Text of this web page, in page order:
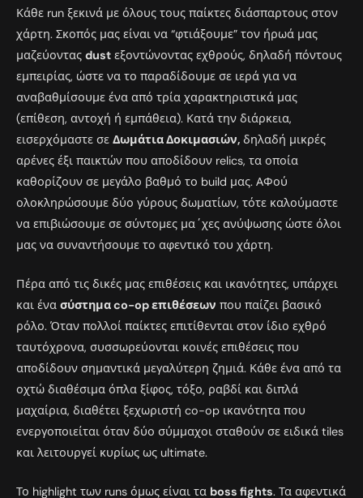
Κάθε run ξεκινά με όλους τους παίκτες διάσπαρτους στον
χάρτη. Σκοπός μας είναι να “φτιάξουμε” τον ήρωά μας
μαζεύοντας dust εξοντώνοντας εχθρούς, δηλαδή πόντους
εμπειρίας, ώστε να το παραδίδουμε σε ιερά για να
αναβαθμίσουμε ένα από τρία χαρακτηριστικά μας
(επίθεση, αντοχή ή εμπάθεια). Κατά την διάρκεια,
εισερχόμαστε σε Δωμάτια Δοκιμασιών, δηλαδή μικρές
αρένες έξι παικτών που αποδίδουν relics, τα οποία
καθορίζουν σε μεγάλο βαθμό το build μας. ΑΦού
ολοκληρώσουμε δύο γύρους δωματίων, τότε καλούμαστε
να επιβιώσουμε σε σύντομες μα΄χες ανύψωσης ώστε όλοι
μας να συναντήσουμε το αφεντικό του χάρτη.
Πέρα από τις δικές μας επιθέσεις και ικανότητες, υπάρχει
και ένα σύστημα co-op επιθέσεων που παίζει βασικό
ρόλο. Όταν πολλοί παίκτες επιτίθενται στον ίδιο εχθρό
ταυτόχρονα, συσσωρεύονται κοινές επιθέσεις που
αποδίδουν σημαντικά μεγαλύτερη ζημιά. Κάθε ένα από τα
οχτώ διαθέσιμα όπλα ξίφος, τόξο, ραβδί και διπλά
μαχαίρια, διαθέτει ξεχωριστή co-op ικανότητα που
ενεργοποιείται όταν δύο σύμμαχοι σταθούν σε ειδικά tiles
και λειτουργεί κυρίως ως ultimate.
Το highlight των runs όμως είναι τα boss fights. Τα αφεντικά